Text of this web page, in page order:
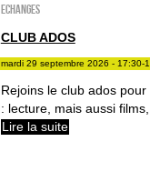
ECHANGES
CLUB ADOS
mardi 29 septembre 2026 - 17:30-
Rejoins le club ados
: lecture, mais aussi
Lire la suite